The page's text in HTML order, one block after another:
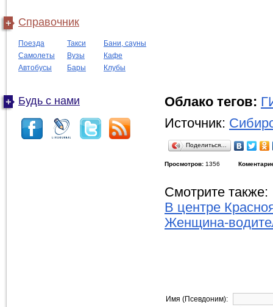
Справочник
Поезда Такси
Бани, сауны
Самолеты
Вузы
Кафе
Автобусы
Бары Клубы
Будь с нами Облако тегов:
Источник:
Поделиться…
Просмотров: 1356
Смотрите также:
В центре
Женщина-
Имя (Псевдоним):